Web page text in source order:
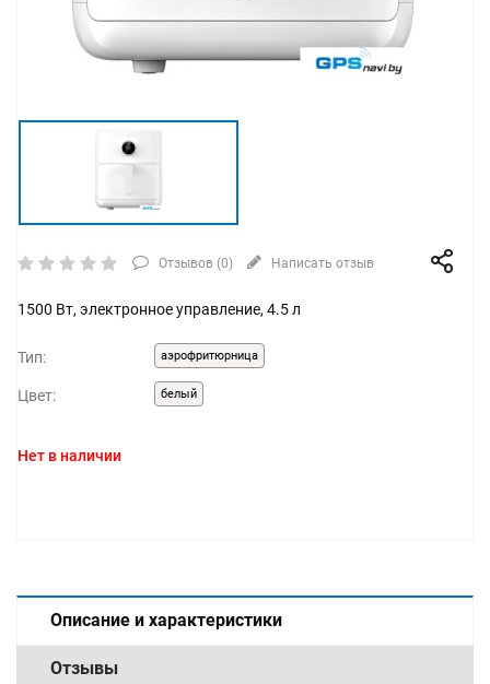
Отзывов (0) Написать отзыв
1500 Вт, электронное управление, 4.5 л
Тип: аэрофритюрница
Цвет: белый
Нет в наличии
Описание и характеристики
Отзывы